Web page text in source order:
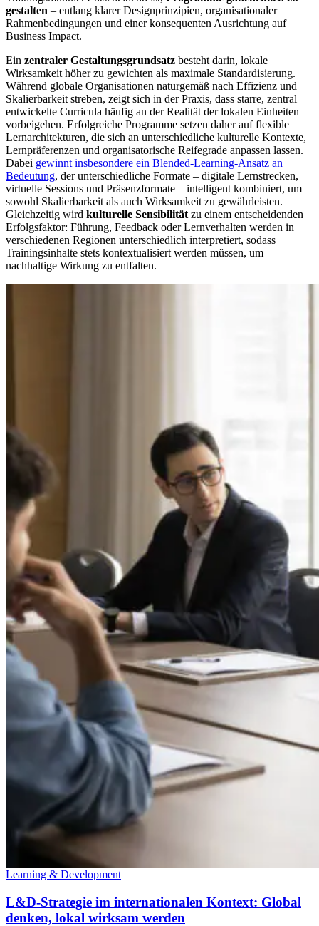
gestalten – entlang klarer Designprinzipien, organisationaler
Rahmenbedingungen und einer konsequenten Ausrichtung auf
Business Impact.
Ein zentraler Gestaltungsgrundsatz besteht darin, lokale
Wirksamkeit höher zu gewichten als maximale Standardisierung.
Während globale Organisationen naturgemäß nach Effizienz und
Skalierbarkeit streben, zeigt sich in der Praxis, dass starre, zentral
entwickelte Curricula häufig an der Realität der lokalen Einheiten
vorbeigehen. Erfolgreiche Programme setzen daher auf flexible
Lernarchitekturen, die sich an unterschiedliche kulturelle Kontexte,
Lernpräferenzen und organisatorische Reifegrade anpassen lassen.
Dabei gewinnt insbesondere ein Blended-Learning-Ansatz an
Bedeutung, der unterschiedliche Formate – digitale Lernstrecken,
virtuelle Sessions und Präsenzformate – intelligent kombiniert, um
sowohl Skalierbarkeit als auch Wirksamkeit zu gewährleisten.
Gleichzeitig wird kulturelle Sensibilität zu einem entscheidenden
Erfolgsfaktor: Führung, Feedback oder Lernverhalten werden in
verschiedenen Regionen unterschiedlich interpretiert, sodass
Trainingsinhalte stets kontextualisiert werden müssen, um
nachhaltige Wirkung zu entfalten.
Learning & Development
L&D-Strategie im internationalen Kontext: Global
denken, lokal wirksam werden